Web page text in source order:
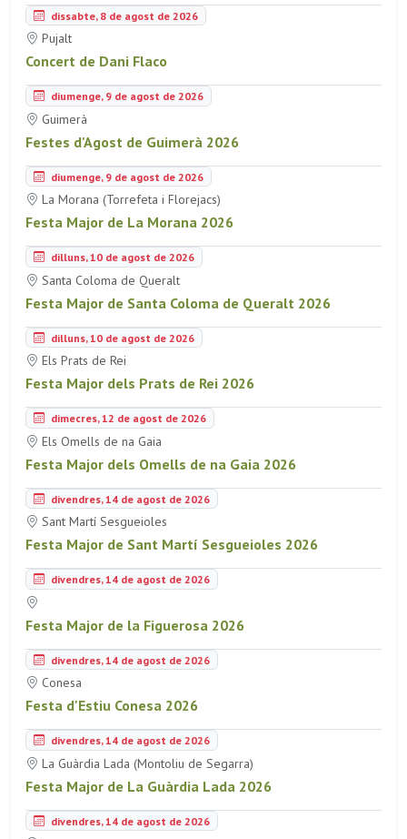
dissabte, 8 de agost de 2026
Pujalt
Concert de Dani Flaco
diumenge, 9 de agost de 2026
Guimerà
Festes d'Agost de Guimerà 2026
diumenge, 9 de agost de 2026
La Morana (Torrefeta i Florejacs)
Festa Major de La Morana 2026
dilluns, 10 de agost de 2026
Santa Coloma de Queralt
Festa Major de Santa Coloma de Queralt 2026
dilluns, 10 de agost de 2026
Els Prats de Rei
Festa Major dels Prats de Rei 2026
dimecres, 12 de agost de 2026
Els Omells de na Gaia
Festa Major dels Omells de na Gaia 2026
divendres, 14 de agost de 2026
Sant Martí Sesgueioles
Festa Major de Sant Martí Sesgueioles 2026
divendres, 14 de agost de 2026
Festa Major de la Figuerosa 2026
divendres, 14 de agost de 2026
Conesa
Festa d'Estiu Conesa 2026
divendres, 14 de agost de 2026
La Guàrdia Lada (Montoliu de Segarra)
Festa Major de La Guàrdia Lada 2026
divendres, 14 de agost de 2026